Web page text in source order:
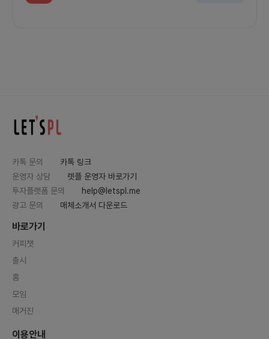
카톡 문의
카톡 링크
운영자 상담
렛플 운영자 바로가기
투자플랫폼 문의
help@letspl.me
광고 문의
매체소개서 다운로드
바로가기
커피챗
출시
홈
모임
매거진
이용안내